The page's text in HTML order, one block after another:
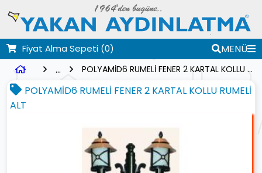
Fiyat Alma Sepeti (0)
MENÜ
...
POLYAMİD6 RUMELİ FENER 2 KARTAL KOLLU RUMELİ ALT
POLYAMİD6 RUMELİ FENER 2 KARTAL KOLLU RUMELİ
ALT